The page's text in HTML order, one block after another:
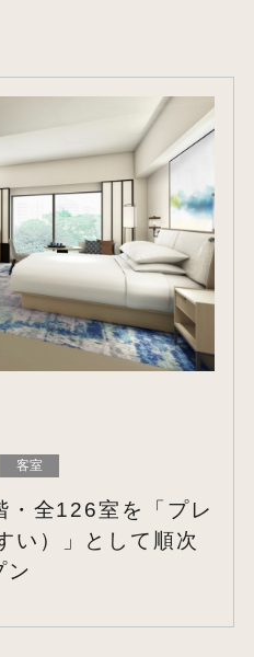
客室
全126室を「プレ
い）」として順次
ン